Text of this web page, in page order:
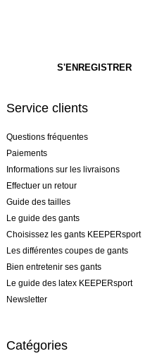
Service clients
Questions fréquentes
Paiements
Informations sur les livraisons
Effectuer un retour
Guide des tailles
Le guide des gants
Choisissez les gants KEEPERsport
Les différentes coupes de gants
Bien entretenir ses gants
Le guide des latex KEEPERsport
Newsletter
Catégories